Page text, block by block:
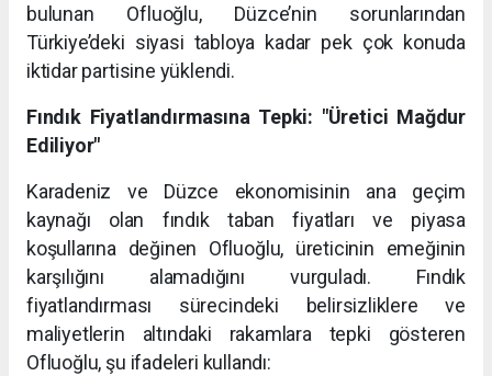
bulunan Ofluoğlu, Düzce’nin sorunlarından
Türkiye’deki siyasi tabloya kadar pek çok konuda
iktidar partisine yüklendi.
Fındık Fiyatlandırmasına Tepki: "Üretici Mağdur
Ediliyor"
Karadeniz ve Düzce ekonomisinin ana geçim
kaynağı olan fındık taban fiyatları ve piyasa
koşullarına değinen Ofluoğlu, üreticinin emeğinin
karşılığını alamadığını vurguladı. Fındık
fiyatlandırması sürecindeki belirsizliklere ve
maliyetlerin altındaki rakamlara tepki gösteren
Ofluoğlu, şu ifadeleri kullandı: